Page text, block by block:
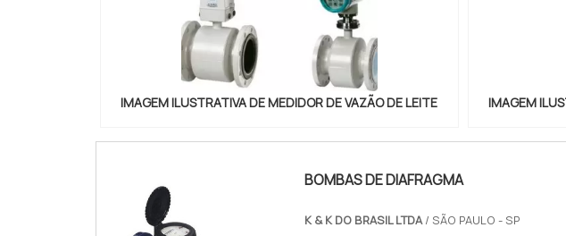
IMAGEM ILUSTRATIVA DE MEDIDOR DE VAZÃO DE LEITE IMAGEM
BOMBAS DE DIAFRAGMA
K & K DO BRASIL LTDA/ SÃO PAULO - SP